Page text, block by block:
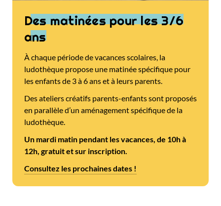
Des matinées pour les 3/6
ans
À chaque période de vacances scolaires, la
ludothèque propose une matinée spécifique pour
les enfants de 3 à 6 ans et à leurs parents.
Des ateliers créatifs parents-enfants sont proposés
en parallèle d’un aménagement spécifique de la
ludothèque.
Un mardi matin pendant les vacances, de 10h à
12h, gratuit et sur inscription.
Consultez les prochaines dates !